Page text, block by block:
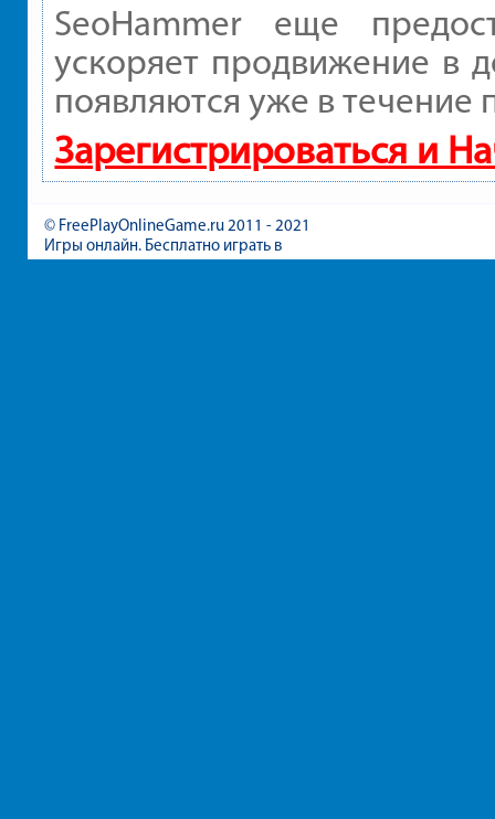
SeoHammer еще
ускоряет продвижение в
появляются уже в течение
Зарегистрироваться и
© FreePlayOnlineGame.ru 2011 - 2021
Игры онлайн. Бесплатно играть в
игры для девочек и мальчиков